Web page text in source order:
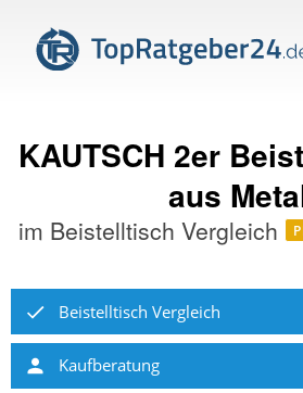
KAUTSCH 2er
aus
im Beistelltisch Vergleich
Beistelltisch Vergleich
Kaufberatung